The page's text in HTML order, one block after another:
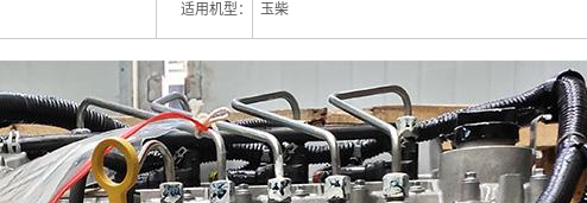
适用机型： 玉柴